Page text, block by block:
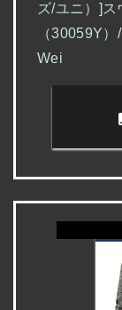
ズ/ユニ）]
（30059Y
Wei